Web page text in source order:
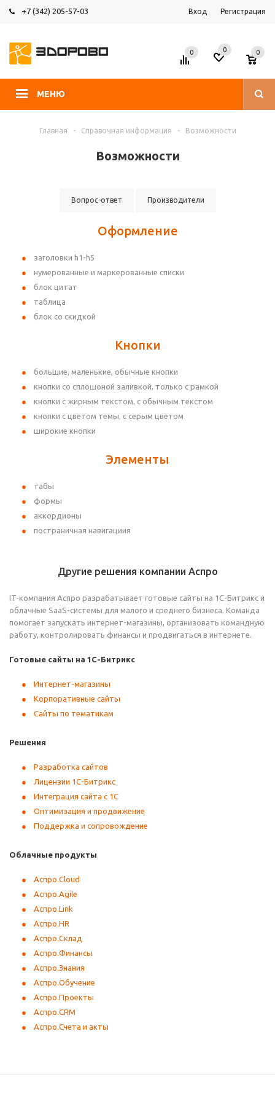
+7 (342) 205-57-03 Вход Регистрация
МЕНЮ
0 0 0
Главная - Справочная информация - Возможности
Возможности
Вопрос-ответ Производители
Оформление
заголовки h1-h5
нумерованные и маркерованные списки
блок цитат
таблица
блок со скидкой
Кнопки
большие, маленькие, обычные кнопки
кнопки со сплошоной заливкой, только с рамкой
кнопки с жирным текстом, с обычным текстом
кнопки с цветом темы, с серым цветом
широкие кнопки
Элементы
табы
формы
аккордионы
постраничная навигациия
Другие решения компании Аспро
IT-компания Аспро разрабатывает готовые сайты на 1С-Битрикс и
облачные SaaS-системы для малого и среднего бизнеса. Команда
помогает запускать интернет-магазины, организовать командную
работу, контролировать финансы и продвигаться в интернете.
Готовые сайты на 1С-Битрикс
Интернет-магазины
Корпоративные сайты
Сайты по тематикам
Решения
Разработка сайтов
Лицензии 1С-Битрикс
Интеграция сайта с 1С
Оптимизация и продвижение
Поддержка и сопровождение
Облачные продукты
Аспро.Cloud
Аспро.Agile
Аспро.Link
Аспро.HR
Аспро.Склад
Аспро.Финансы
Аспро.Знания
Аспро.Обучение
Аспро.Проекты
Аспро.CRM
Аспро.Счета и акты